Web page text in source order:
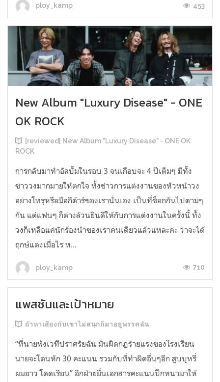
ploy_kamp 453
New Album "Luxury Disease" - ONE
OK ROCK
[reviewed] New Album "Luxury Disease" - ONE OK
ROCK
การกลับมาทำอัลบั้มในรอบ 3 จนเกือบจะ 4 ปีเต็มๆ มีทั้ง
ข่าววงมากมายให้ตกใจ ทั้งข่าวการแต่งงานของหัวหน้าวง
อย่างโทรุหรือมือกีต้าร์ของเรานั่นเอง เป็นที่ช็อกกันไปตามๆ
กัน แต่แฟนๆ ก็ต่างล้วนยินดีให้กับการแต่งงานในครั้งนี้ ทั้ง
วงก็เหลือแค่นักร้องนำของเราคนเดียวแล้วแหละค่ะ ว่าจะได้
ฤกษ์แต่งเมื่อไร ห...
ploy_kamp 710
แพสชันและเป้าหมาย
ถ้าหาเสียงกับเขาไม่สนุกก็มาอยู่พรรคฉัน
“ที่นายพังเวทีปราศรัยฉัน มันผิดกฏร้ายแรงของโรงเรียน
นายจะโดนหัก 30 คะแนน รวมกับที่ทำผิดอื่นๆอีก สูบบุหรี่
ผมยาว โดดเรียน” อีกฝ่ายยื่นเอกสารคะแนนปึกหนามาให้